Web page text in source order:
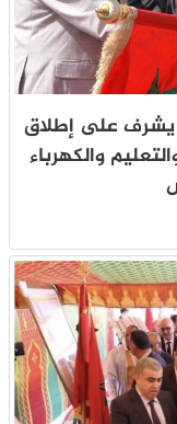
يشرف على إطلاق
والكهرباء